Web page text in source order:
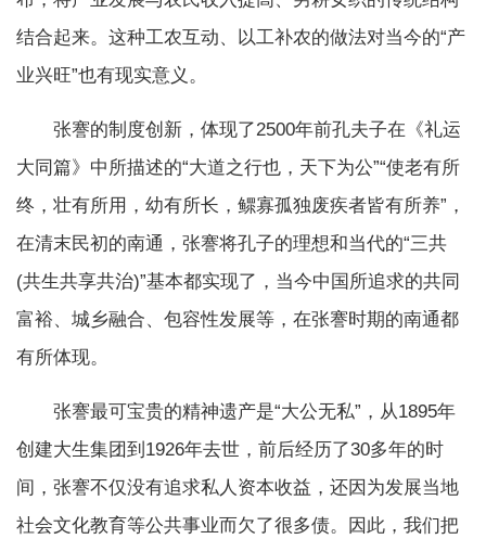
结合起来。这种工农互动、以工补农的做法对当今的“产
业兴旺”也有现实意义。
张謇的制度创新，体现了2500年前孔夫子在《礼运
大同篇》中所描述的“大道之行也，天下为公”“使老有所
终，壮有所用，幼有所长，鳏寡孤独废疾者皆有所养”，
在清末民初的南通，张謇将孔子的理想和当代的“三共
(共生共享共治)”基本都实现了，当今中国所追求的共同
富裕、城乡融合、包容性发展等，在张謇时期的南通都
有所体现。
张謇最可宝贵的精神遗产是“大公无私”，从1895年
创建大生集团到1926年去世，前后经历了30多年的时
间，张謇不仅没有追求私人资本收益，还因为发展当地
社会文化教育等公共事业而欠了很多债。因此，我们把